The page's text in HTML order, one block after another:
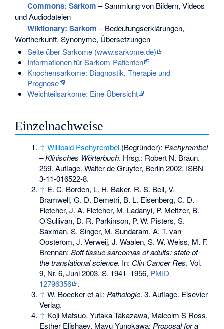
Commons: Sarkom – Sammlung von Bildern, Videos
und Audiodateien
Wiktionary: Sarkom – Bedeutungserklärungen,
Wortherkunft, Synonyme, Übersetzungen
Seite über Sarkome (www.sarkome.de)
Informationen für Sarkom-Patienten
Knochensarkome: Diagnostik, Therapie und
Prognose
Weichteilsarkome: Eine Übersicht
Einzelnachweise
↑ Willibald Pschyrembel (Begründer): Pschyrembel
– Klinisches Wörterbuch. Hrsg.: Robert N. Braun.
259. Auflage. Walter de Gruyter, Berlin 2002, ISBN
3-11-016522-8.
↑ E. C. Borden, L. H. Baker, R. S. Bell, V.
Bramwell, G. D. Demetri, B. L. Eisenberg, C. D.
Fletcher, J. A. Fletcher, M. Ladanyi, P. Meltzer, B.
O’Sullivan, D. R. Parkinson, P. W. Pisters, S.
Saxman, S. Singer, M. Sundaram, A. T. van
Oosterom, J. Verweij, J. Waalen, S. W. Weiss, M. F.
Brennan:Soft tissue sarcomas of adults: state of
the translational science. In: Clin Cancer Res. Vol.
9, Nr.6, Juni 2003,S. 1941–1956, PMID
12796356
.
↑ W. Boecker et al.: Pathologie. 3. Auflage. Elsevier
Verlag.
↑ Koji Matsuo, Yutaka Takazawa, Malcolm S Ross,
Esther Elishaev, Mayu Yunokawa: Proposal for a